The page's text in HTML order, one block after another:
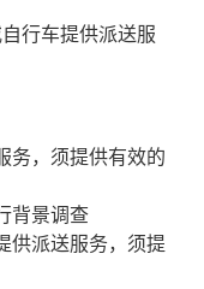
行车提供派送服
务，须提供有效的
背景调查
供派送服务，须提